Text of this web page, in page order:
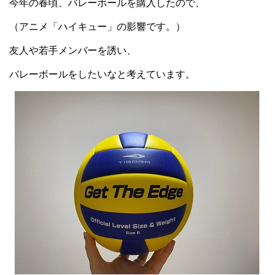
今年の春頃、バレーボールを購入したので、
（アニメ「ハイキュー」の影響です。）
友人や若手メンバーを誘い、
バレーボールをしたいなと考えています。